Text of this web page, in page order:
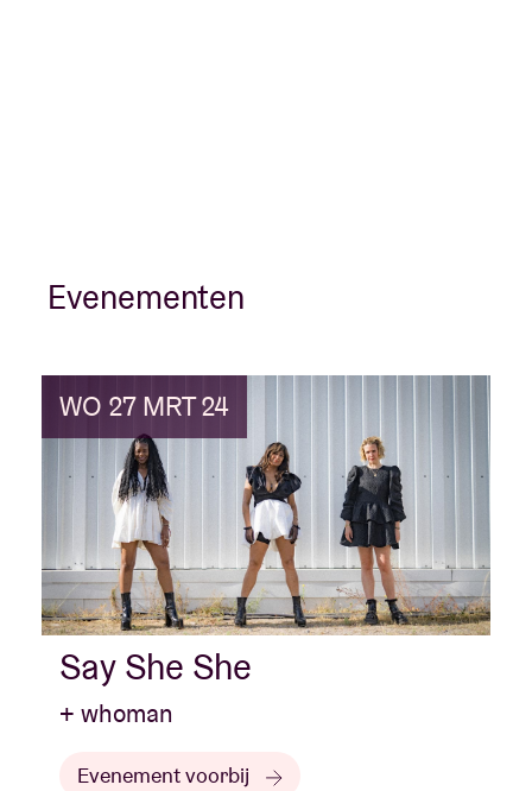
Evenementen
WO 27 MRT 24
Say She She
+ whoman
Evenement voorbij